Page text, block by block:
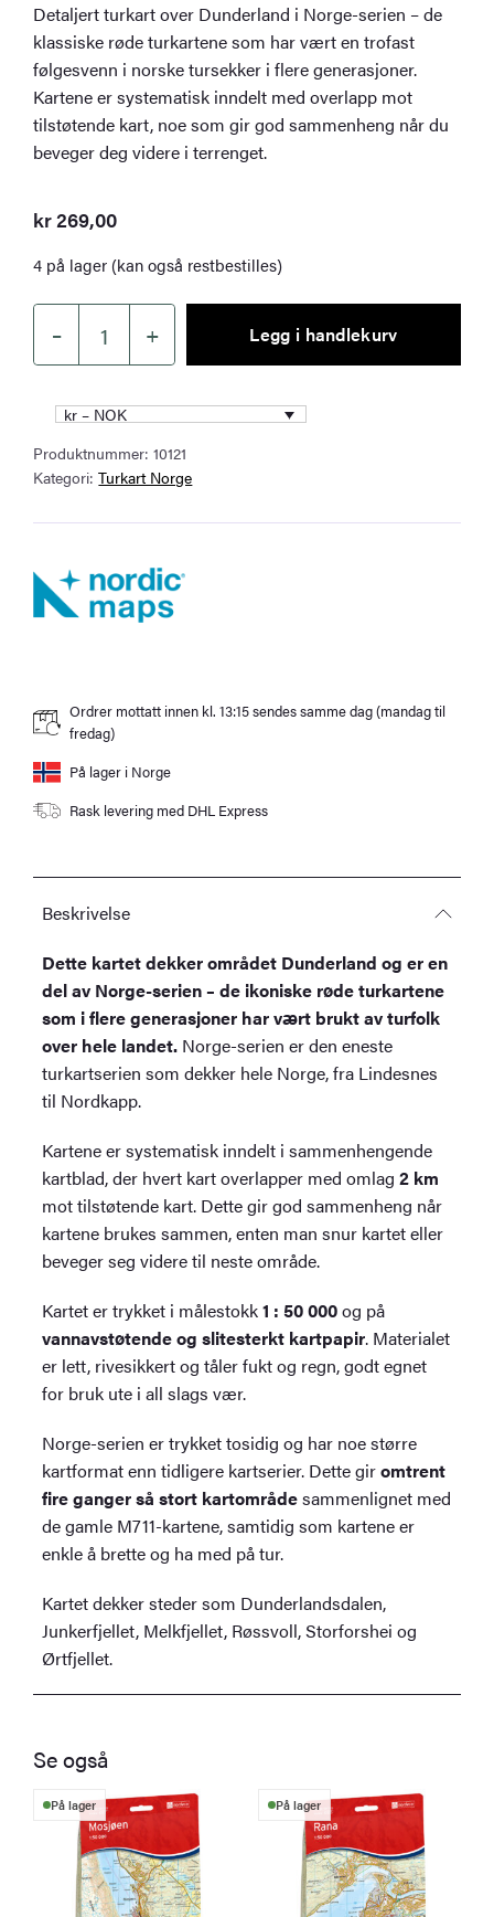
Detaljert turkart over Dunderland i Norge-serien – de
klassiske røde turkartene som har vært en trofast
følgesvenn i norske tursekker i flere generasjoner.
Kartene er systematisk inndelt med overlapp mot
tilstøtende kart, noe som gir god sammenheng når du
beveger deg videre i terrenget.
kr269,00
4 på lager (kan også restbestilles)
–
Dunderland
serien
Turkart
antall
+ Legg i handlekurv
kr – NOK
Produktnummer:10121
Kategori:Turkart Norge
Ordrer mottatt innen kl. 13:15 sendes samme dag (mandag til
fredag)
På lager i Norge
Rask levering med DHL Express
Beskrivelse
Dette kartet dekker området Dunderland og er en
del av Norge-serien – de ikoniske røde turkartene
som i flere generasjoner har vært brukt av turfolk
over hele landet. Norge-serien er den eneste
turkartserien som dekker hele Norge, fra Lindesnes
til Nordkapp.
Kartene er systematisk inndelt i sammenhengende
kartblad, der hvert kart overlapper med omlag2 km
mot tilstøtende kart. Dette gir god sammenheng når
kartene brukes sammen, enten man snur kartet eller
beveger seg videre til neste område.
Kartet er trykket i målestokk1 : 50 000og på
vannavstøtende og slitesterkt kartpapir. Materialet
er lett, rivesikkert og tåler fukt og regn, godt egnet
for bruk ute i all slags vær.
Norge-serien er trykket tosidig og har noe større
kartformat enn tidligere kartserier. Dette giromtrent
fire ganger så stort kartområdesammenlignet med
de gamle M711-kartene, samtidig som kartene er
enkle å brette og ha med på tur.
Kartet dekker steder som Dunderlandsdalen,
Junkerfjellet, Melkfjellet, Røssvoll, Storforshei og
Ørtfjellet.
Se også
På lager På lager